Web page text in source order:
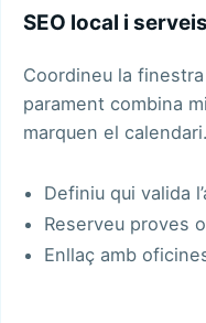
SEO local i
Coordineu la
parament combina
marquen el calendari.
Definiu qui valida
Reserveu proves
Enllaç amb